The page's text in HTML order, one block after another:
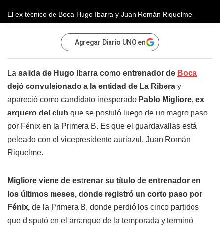
El ex técnico de Boca Hugo Ibarra y Juan Román Riquelme.
Agregar Diario UNO en
La salida de Hugo Ibarra como entrenador de Boca
dejó convulsionado a la entidad de La Ribera y
apareció como candidato inesperado Pablo Migliore, ex
arquero del club que se postuló luego de un magro paso
por Fénix en la Primera B. Es que el guardavallas está
peleado con el vicepresidente auriazul, Juan Román
Riquelme.
Migliore viene de estrenar su título de entrenador en
los últimos meses, donde registró un corto paso por
Fénix, de la Primera B, donde perdió los cinco partidos
que disputó en el arranque de la temporada y terminó